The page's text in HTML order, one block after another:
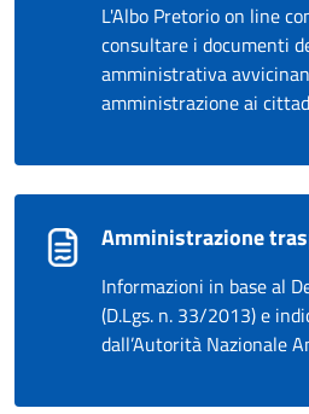
L'Albo Pretorio on line
consultare i documenti
amministrativa
amministrazione ai
Amministrazione
Informazioni in base al
(D.Lgs. n. 33/2013) e
dall’Autorità Nazionale